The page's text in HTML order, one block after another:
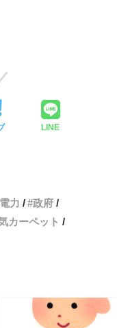
LINE
力
政府
カーペット